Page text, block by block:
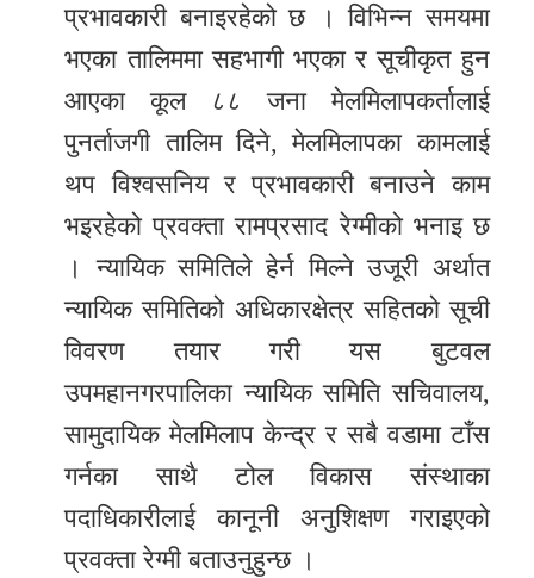
प्रभावकारी बनाइरहेको छ । विभिन्न समयमा
भएका तालिममा सहभागी भएका र सूचीकृत हुन
आएका कूल ८८ जना मेलमिलापकर्तालाई
पुनर्ताजगी तालिम दिने, मेलमिलापका कामलाई
थप विश्वसनिय र प्रभावकारी बनाउने काम
भइरहेको प्रवक्ता रामप्रसाद रेग्मीको भनाइ छ
। न्यायिक समितिले हेर्न मिल्ने उजूरी अर्थात
न्यायिक समितिको अधिकारक्षेत्र सहितको सूची
विवरण तयार गरी यस बुटवल
उपमहानगरपालिका न्यायिक समिति सचिवालय,
सामुदायिक मेलमिलाप केन्द्र र सबै वडामा टाँस
गर्नका साथै टोल विकास संस्थाका
पदाधिकारीलाई कानूनी अनुशिक्षण गराइएको
प्रवक्ता रेग्मी बताउनुहुन्छ ।